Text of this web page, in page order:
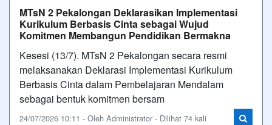
MTsN 2 Pekalongan Deklarasikan Implementasi
Kurikulum Berbasis Cinta sebagai Wujud
Komitmen Membangun Pendidikan Bermakna
Kesesi (13/7). MTsN 2 Pekalongan secara resmi
melaksanakan Deklarasi Implementasi Kurikulum
Berbasis Cinta dalam Pembelajaran Mendalam
sebagai bentuk komitmen bersam
24/07/2026 10:11 - Oleh Administrator - Dilihat 74 kali